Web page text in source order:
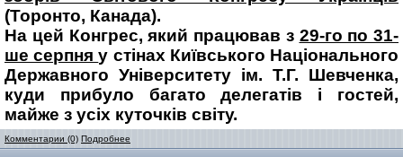
(Торонто, Канада).
На цей Конгрес, який працював з 29-го по 31-
ше серпняу стінах Київського Національного
Державного Університету ім. Т.Г. Шевченка,
куди прибуло багато делегатів і гостей,
майже з усіх куточків світу.
Комментарии (0) Подробнее